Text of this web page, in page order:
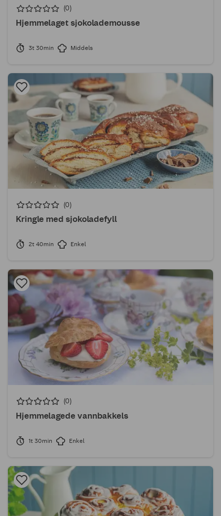
(0)
Hjemmelaget sjokolademousse
3t 30min Middels
(0)
Kringle med sjokoladefyll
2t 40min Enkel
(0)
Hjemmelagede vannbakkels
1t 30min Enkel